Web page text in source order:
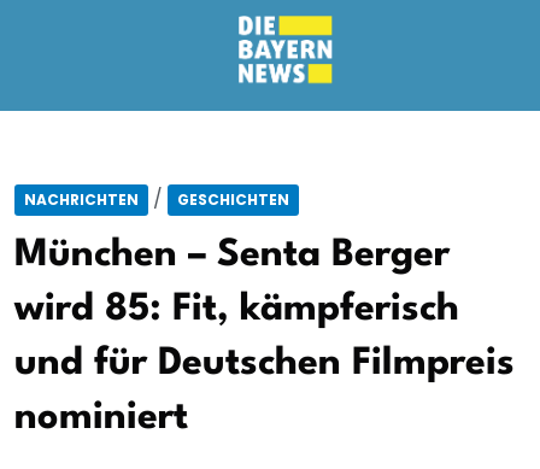
NACHRICHTEN / GESCHICHTEN
München – Senta Berger
wird 85: Fit, kämpferisch
und für Deutschen Filmpreis
nominiert